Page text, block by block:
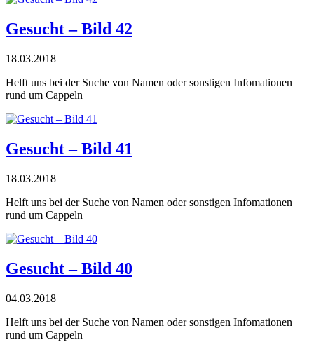
Gesucht – Bild 42
18.03.2018
Helft uns bei der Suche von Namen oder sonstigen Infomationen
rund um Cappeln
Gesucht – Bild 41
18.03.2018
Helft uns bei der Suche von Namen oder sonstigen Infomationen
rund um Cappeln
Gesucht – Bild 40
04.03.2018
Helft uns bei der Suche von Namen oder sonstigen Infomationen
rund um Cappeln